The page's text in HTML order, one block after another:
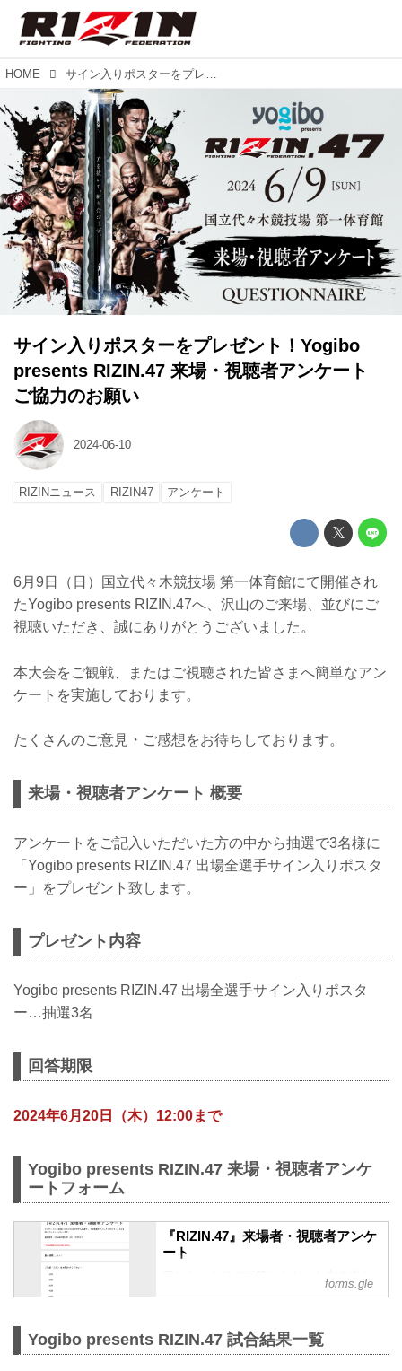
HOME サイン入りポスターをプレゼント！Yogibo presents RIZIN.47 来場・視聴者アンケート ご協力のお願い
サイン入りポスターをプレゼント！Yogibo
presents RIZIN.47 来場・視聴者アンケート
ご協力のお願い
2024-06-10
RIZINニュース RIZIN47 アンケート
6月9日（日）国立代々木競技場 第一体育館にて開催され
たYogibo presents RIZIN.47へ、沢山のご来場、並びにご
視聴いただき、誠にありがとうございました。
本大会をご観戦、またはご視聴された皆さまへ簡単なアン
ケートを実施しております。
たくさんのご意見・ご感想をお待ちしております。
来場・視聴者アンケート 概要
アンケートをご記入いただいた方の中から抽選で3名様に
「Yogibo presents RIZIN.47 出場全選手サイン入りポスタ
ー」をプレゼント致します。
プレゼント内容
Yogibo presents RIZIN.47 出場全選手サイン入りポスタ
ー…抽選3名
回答期限
2024年6月20日（木）12:00まで
Yogibo presents RIZIN.47 来場・視聴者アンケ
ートフォーム
『RIZIN.47』来場者・視聴者アンケ
ート
アンケートにご回答いただいた方の中か
ら抽選で、『出場選手サイン入りポスタ
で
forms.gle
Yogibo presents RIZIN.47 試合結果一覧